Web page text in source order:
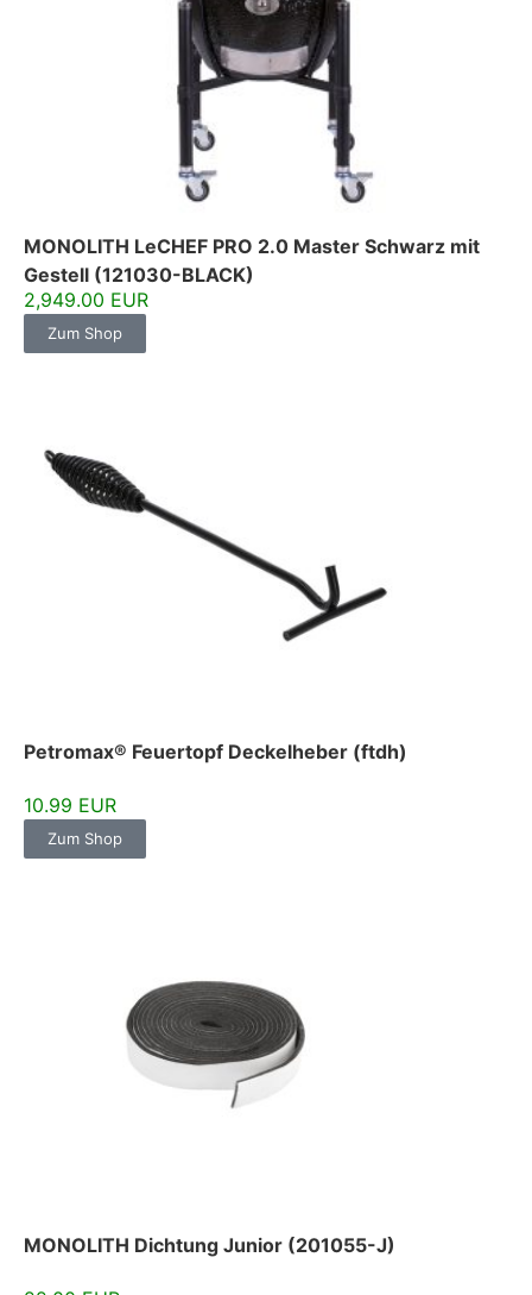
MONOLITH LeCHEF PRO 2.0 Master Schwarz mit
Gestell (121030-BLACK)
2,949.00 EUR
Zum Shop
Petromax® Feuertopf Deckelheber (ftdh)
10.99 EUR
Zum Shop
MONOLITH Dichtung Junior (201055-J)